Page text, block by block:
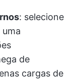
: selecione
de
cargas de